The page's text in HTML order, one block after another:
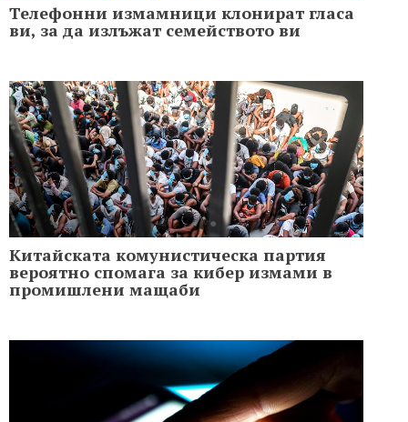
Телефонни измамници клонират гласа
ви, за да излъжат семейството ви
Китайската комунистическа партия
вероятно спомага за кибер измами в
промишлени мащаби